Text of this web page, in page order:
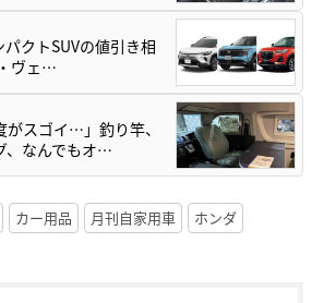
パクトSUVの値引き相
ヴェ…
スゴイ…」釣り竿、
、なんでもオ…
カー用品 月刊自家用車 ホンダ